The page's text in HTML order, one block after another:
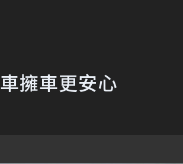
擁車更安心